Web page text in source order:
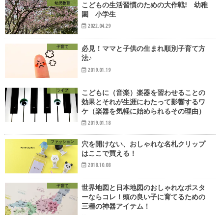
幼児教育
こどもの生活習慣のための大作戦! 幼稚
園 小学生
2022.04.29
子育て
必見！ママと子供の生まれ順別子育て方
法♪
2019.01.19
ライフ
こどもに（音楽）楽器を習わせることの
効果とそれが生涯にわたって影響するワ
ケ（楽器を気軽に始められるその理由）
2019.01.18
ファッション
穴を開けない、おしゃれな名札クリップ
はここで買える！
2018.10.08
子育て
世界地図と日本地図のおしゃれなポスタ
ーならコレ！頭の良い子に育てるための
三種の神器アイテム！